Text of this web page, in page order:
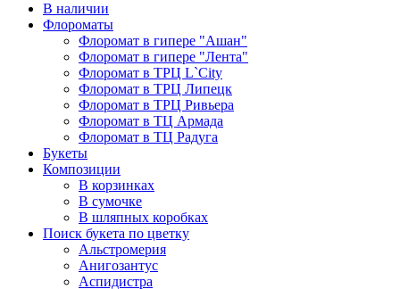
В наличии
Флороматы
Флоромат в гипере "Ашан"
Флоромат в гипере "Лента"
Флоромат в ТРЦ L`City
Флоромат в ТРЦ Липецк
Флоромат в ТРЦ Ривьера
Флоромат в ТЦ Армада
Флоромат в ТЦ Радуга
Букеты
Композиции
В корзинках
В сумочке
В шляпных коробках
Поиск букета по цветку
Альстромерия
Анигозантус
Аспидистра